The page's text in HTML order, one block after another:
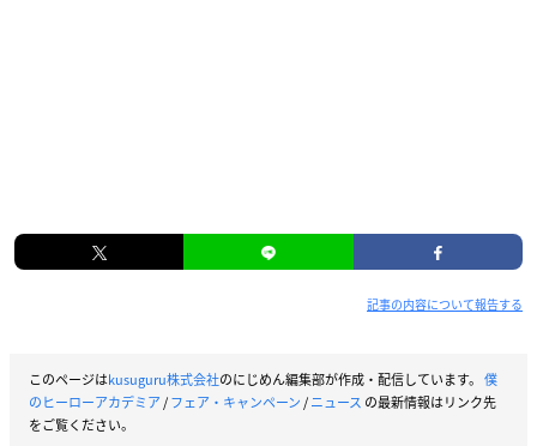
記事の内容について報告する
このページはkusuguru株式会社のにじめん編集部が作成・配信しています。 僕
のヒーローアカデミア/フェア・キャンペーン/ニュース の最新情報はリンク先
をご覧ください。